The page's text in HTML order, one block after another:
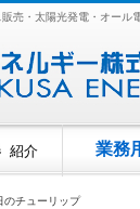
売・太陽光発電・オール
紹介 業務
チューリップ